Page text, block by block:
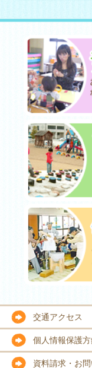
交通アクセス
個人情報保護
資料請求・お